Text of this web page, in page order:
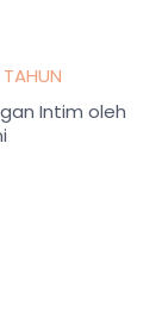
Intim oleh